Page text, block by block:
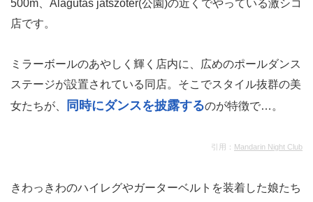
500m、Alagutas játszótér(公園)の近くでやっている激シコ
店です。
ミラーボールのあやしく輝く店内に、広めのポールダンス
ステージが設置されている同店。そこでスタイル抜群の美
女たちが、
同時にダンスを披露するのが特徴で…。
引用： Mandarin Night Club
きわっきわのハイレグやガーターベルトを装着した娘たち